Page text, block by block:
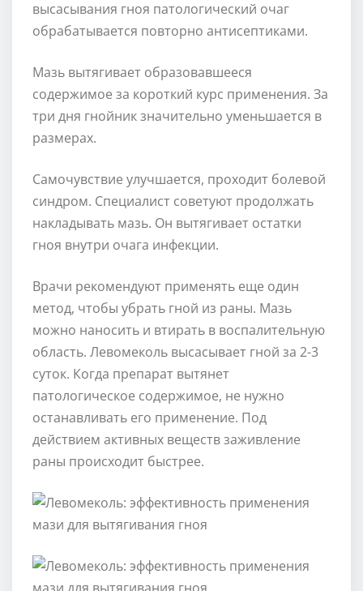
высасывания гноя патологический очаг
обрабатывается повторно антисептиками.
Мазь вытягивает образовавшееся
содержимое за короткий курс применения. За
три дня гнойник значительно уменьшается в
размерах.
Самочувствие улучшается, проходит болевой
синдром. Специалист советуют продолжать
накладывать мазь. Он вытягивает остатки
гноя внутри очага инфекции.
Врачи рекомендуют применять еще один
метод, чтобы убрать гной из раны. Мазь
можно наносить и втирать в воспалительную
область. Левомеколь высасывает гной за 2-3
суток. Когда препарат вытянет
патологическое содержимое, не нужно
останавливать его применение. Под
действием активных веществ заживление
раны происходит быстрее.